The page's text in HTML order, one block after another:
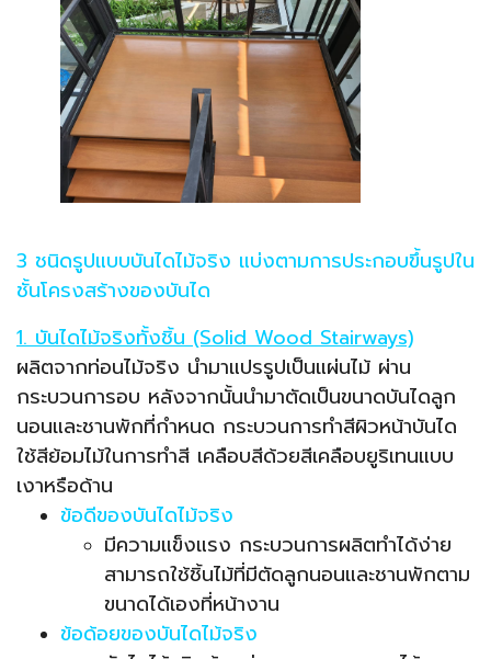
3 ชนิดรูปแบบบันไดไม้จริง แบ่งตามการประกอบขึ้นรูปใน
ชั้นโครงสร้างของบันได
1. บันไดไม้จริงทั้งชิ้น (Solid Wood Stairways)
ผลิตจากท่อนไม้จริง นำมาแปรรูปเป็นแผ่นไม้ ผ่าน
กระบวนการอบ หลังจากนั้นนำมาตัดเป็นขนาดบันไดลูก
นอนและชานพักที่กำหนด กระบวนการทำสีผิวหน้าบันได
ใช้สีย้อมไม้ในการทำสี เคลือบสีด้วยสีเคลือบยูริเทนแบบ
เงาหรือด้าน
ข้อดีของบันไดไม้จริง
มีความแข็งแรง กระบวนการผลิตทำได้ง่าย
สามารถใช้ชิ้นไม้ที่มีตัดลูกนอนและชานพักตาม
ขนาดได้เองที่หน้างาน
ข้อด้อยของบันไดไม้จริง